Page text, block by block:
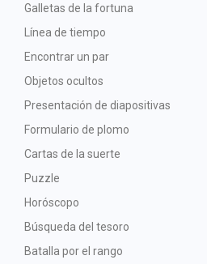
Galletas de la fortuna
Línea de tiempo
Encontrar un par
Objetos ocultos
Presentación de diapositivas
Formulario de plomo
Cartas de la suerte
Puzzle
Horóscopo
Búsqueda del tesoro
Batalla por el rango